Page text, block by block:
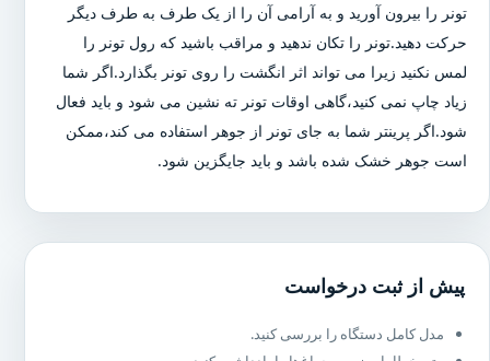
تونر را بیرون آورید و به آرامی آن را از یک طرف به طرف دیگر
حرکت دهید.تونر را تکان ندهید و مراقب باشید که رول تونر را
لمس نکنید زیرا می تواند اثر انگشت را روی تونر بگذارد.اگر شما
زیاد چاپ نمی کنید،گاهی اوقات تونر ته نشین می شود و باید فعال
شود.اگر پرینتر شما به جای تونر از جوهر استفاده می کند،ممکن
است جوهر خشک شده باشد و باید جایگزین شود.
پیش از ثبت درخواست
مدل کامل دستگاه را بررسی کنید.